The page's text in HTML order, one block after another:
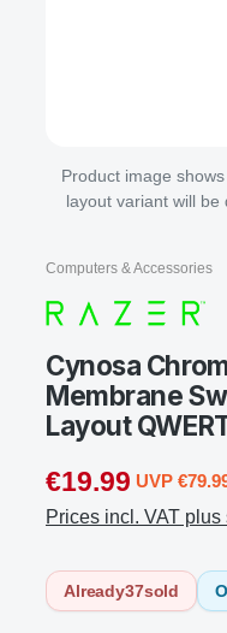
Product image
layout variant will
Computers & Accessories
Cynosa
Membrane
Layout
€19.99 UVP
Prices incl. VAT
Already37sold